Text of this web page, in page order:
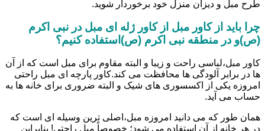
طرح مبل و دیزان منزل خود برخوردار شوید.
چرا باید از کاور مبل از کاور ژله ای مبل در نبی اکرم
(ص)و در منطقه نبی اکرم (ص)استفاده کنیم؟
کاور مبل،لباسی راحت و زیبا و البته مقاوم برای مبل است که از آن
ها در برابر آلودگی ها محافظت می کند.کاور پارچه ای مبل راحتی
امروزه یکی از اکسسوری های شیک و البته ضروری برای خانه ها به
حساب می آید.
همان طور که می دانید امروزه مبل،اصلی ترین وسیله ای است که
در هر خانه از آن استفاده می شود؛ خصوصاً مبل راحتی! بنابراین